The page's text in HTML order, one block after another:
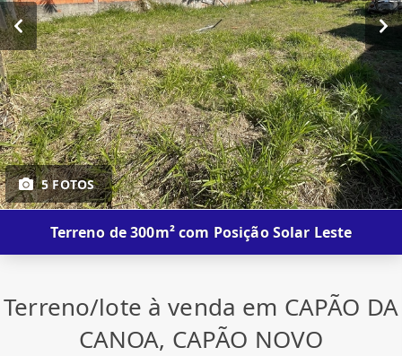
5 FOTOS
Terreno de 300m² com Posição Solar Leste
Terreno/lote à venda em CAPÃO DA
CANOA, CAPÃO NOVO